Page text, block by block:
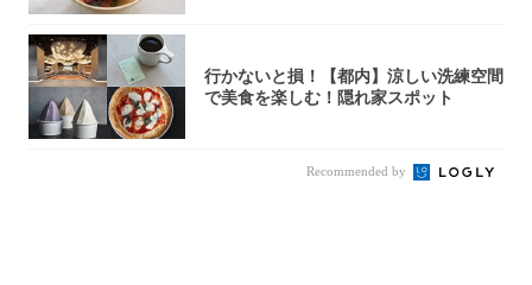
行かないと損！【都内】涼しい洗練空間
で美食を楽しむ！隠れ家スポット
Recommended by